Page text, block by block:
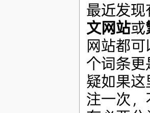
最近发
文网站或
网站都
个词条
疑如果这
注一次